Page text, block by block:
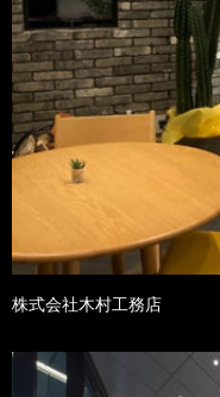
株式会社木村工務店